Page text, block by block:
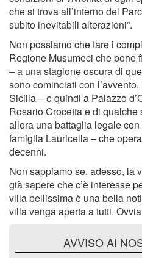
che si trova all’interno del
subito inevitabili alterazioni”.
Non possiamo che fare i
Regione Musumeci che pone
– a una stagione oscura di
sono cominciati con
Sicilia – e quindi a Palazzo
Rosario Crocetta e di qualche
allora una battaglia legale
famiglia Lauricella – che
decenni.
Non sappiamo se, adesso, la
già sapere che c’è interesse
villa bellissima è una bella
villa venga aperta a tutti.
AVVISO AI